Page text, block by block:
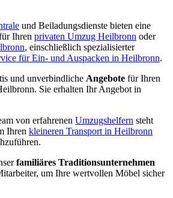
und Beiladungsdienste bieten eine
Ihren privaten Umzug Heilbronn oder
, einschließlich spezialisierter
für Ein- und Auspacken in Heilbronn.
und unverbindliche Angebote für Ihren
Sie erhalten Ihr Angebot in
von erfahrenen Umzugshelfern steht
Ihren kleineren Transport in Heilbronn
familiäres Traditionsunternehmen
um Ihre wertvollen Möbel sicher